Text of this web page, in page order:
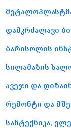
დამკრძალავი
ბარისოლის
სილამაზის
ავეჯი და
რემონტი და
სანტექნიკა,